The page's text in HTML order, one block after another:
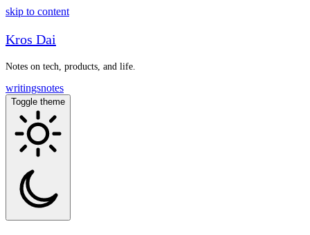
skip to content
Kros Dai
Notes on tech, products, and life.
writingsnotes
Toggle theme